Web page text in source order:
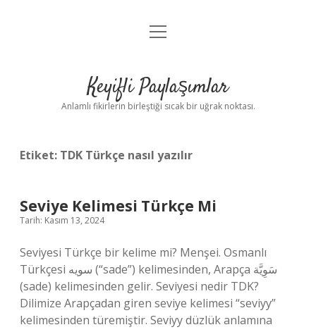
Anasayfa
Yasal Uyarı
menüyü
Keyifli Paylaşımlar
Anlamlı fikirlerin birleştiği sıcak bir uğrak noktası.
Etiket: TDK Türkçe nasıl yazılır
Seviye Kelimesi Türkçe Mi
Tarih: Kasım 13, 2024
Seviyesi Türkçe bir kelime mi? Menşei. Osmanlı
Türkçesi سویه‎ (“sade”) kelimesinden, Arapça سَوِيَّة‎
(sade) kelimesinden gelir. Seviyesi nedir TDK?
Dilimize Arapçadan giren seviye kelimesi “seviyy”
kelimesinden türemiştir. Seviyy düzlük anlamına